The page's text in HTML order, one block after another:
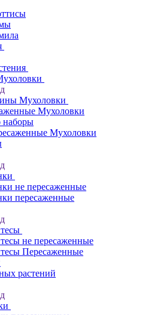
Мухоловки
Мухоловки
наборы
Мухоловки
не пересаженные
пересаженные
не пересаженные
Пересаженные
растений